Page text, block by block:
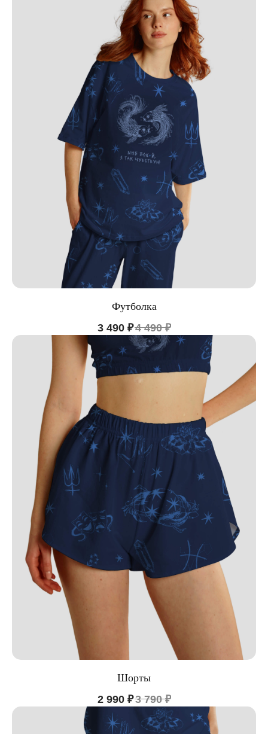
Футболка
3 490 ₽4 490 ₽
Шорты
2 990 ₽3 790 ₽